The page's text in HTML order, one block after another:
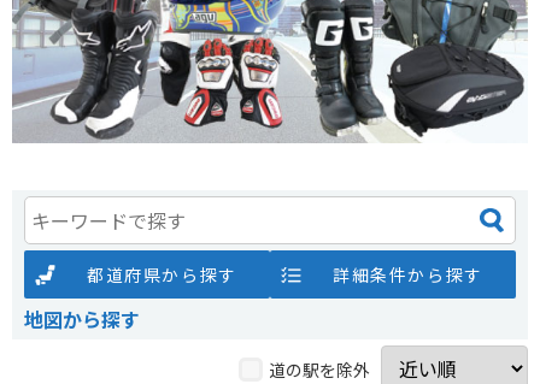
都道府県から探す 詳細条件から探す
地図から探す
道の駅を除外